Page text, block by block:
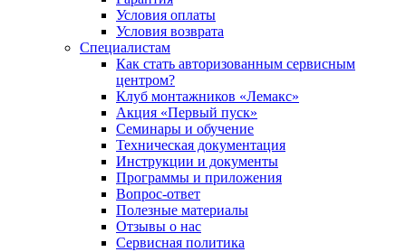
Условия оплаты
Условия возврата
Специалистам
Как стать авторизованным сервисным
центром?
Клуб монтажников «Лемакс»
Акция «Первый пуск»
Семинары и обучение
Техническая документация
Инструкции и документы
Программы и приложения
Вопрос-ответ
Полезные материалы
Отзывы о нас
Сервисная политика